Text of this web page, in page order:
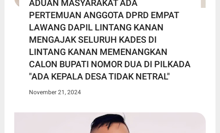
ADUAN MASYARAKAT ADA
PERTEMUAN ANGGOTA DPRD EMPAT
LAWANG DAPIL LINTANG KANAN
MENGAJAK SELURUH KADES DI
LINTANG KANAN MEMENANGKAN
CALON BUPATI NOMOR DUA DI PILKADA
"ADA KEPALA DESA TIDAK NETRAL"
November 21, 2024